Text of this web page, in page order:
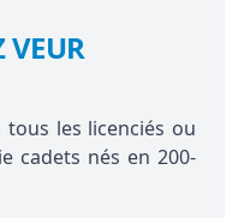
VEUR
les licenciés ou
cadets nés en 200-